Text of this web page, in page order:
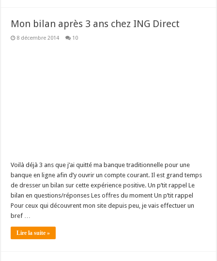
Mon bilan après 3 ans chez ING Direct
8 décembre 2014 10
Voilà déjà 3 ans que j’ai quitté ma banque traditionnelle pour une
banque en ligne afin d’y ouvrir un compte courant. Il est grand temps
de dresser un bilan sur cette expérience positive. Un p’tit rappel Le
bilan en questions/réponses Les offres du moment Un p’tit rappel
Pour ceux qui découvrent mon site depuis peu, je vais effectuer un
bref …
Lire la suite »